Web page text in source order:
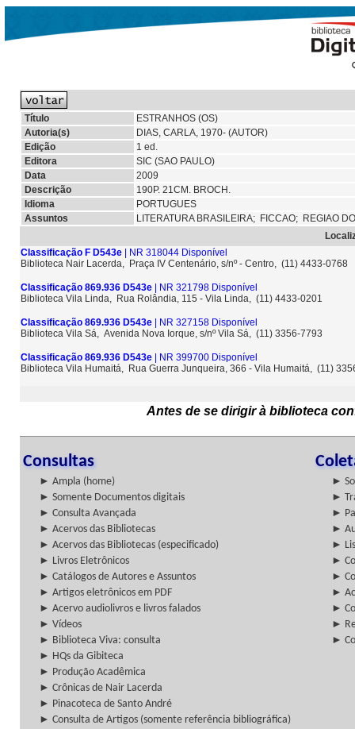
Título
ESTRANHOS (OS)
Autoria(s)
DIAS, CARLA, 1970- (AUTOR)
Edição
1 ed.
Editora
SIC (SAO PAULO)
Data
2009
Descrição
190P. 21CM. BROCH.
Idioma
PORTUGUES
Assuntos
LITERATURA BRASILEIRA; FICCAO; REGIAO
Classificação F D543e | NR 318044 Disponível
Biblioteca Nair Lacerda, Praça IV Centenário, s/nº - Centro, (11) 4433-0768
Classificação 869.936 D543e | NR 321798 Disponível
Biblioteca Vila Linda, Rua Rolândia, 115 - Vila Linda, (11) 4433-0201
Classificação 869.936 D543e | NR 327158 Disponível
Biblioteca Vila Sá, Avenida Nova Iorque, s/nº Vila Sá, (11) 3356-7793
Classificação 869.936 D543e | NR 399700 Disponível
Biblioteca Vila Humaitá, Rua Guerra Junqueira, 366 - Vila Humaitá, (11)
Antes de se dirigir à biblioteca
Consultas
► Ampla (home)
►
► Somente Documentos digitais
►
► Consulta Avançada
►
► Acervos das Bibliotecas
►
► Acervos das Bibliotecas (especificado)
►
► Livros Eletrônicos
►
► Catálogos de Autores e Assuntos
►
► Artigos eletrônicos em PDF
►
► Acervo audiolivros e livros falados
►
► Vídeos
►
► Biblioteca Viva: consulta
►
► HQs da Gibiteca
► Produção Acadêmica
► Crônicas de Nair Lacerda
► Pinacoteca de Santo André
► Consulta de Artigos (somente referência bibliográfica)